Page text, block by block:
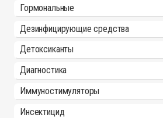
Гормональные
Дезинфицирующие средства
Детоксиканты
Диагностика
Иммуностимуляторы
Инсектицид